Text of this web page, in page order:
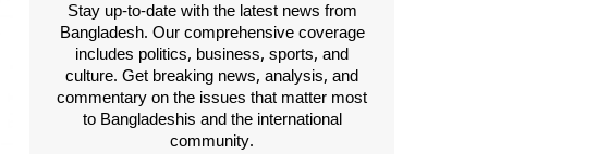
Stay up-to-date with the latest news from
Bangladesh. Our comprehensive coverage
includes politics, business, sports, and
culture. Get breaking news, analysis, and
commentary on the issues that matter most
to Bangladeshis and the international
community.